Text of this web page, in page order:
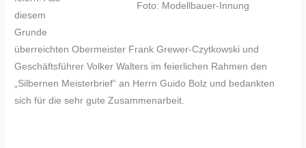
Foto: Modellbauer-Innung
diesem
Grunde
überreichten Obermeister Frank Grewer-Czytkowski und
Geschäftsführer Volker Walters im feierlichen Rahmen den
„Silbernen Meisterbrief“ an Herrn Guido Bolz und bedankten
sich für die sehr gute Zusammenarbeit.